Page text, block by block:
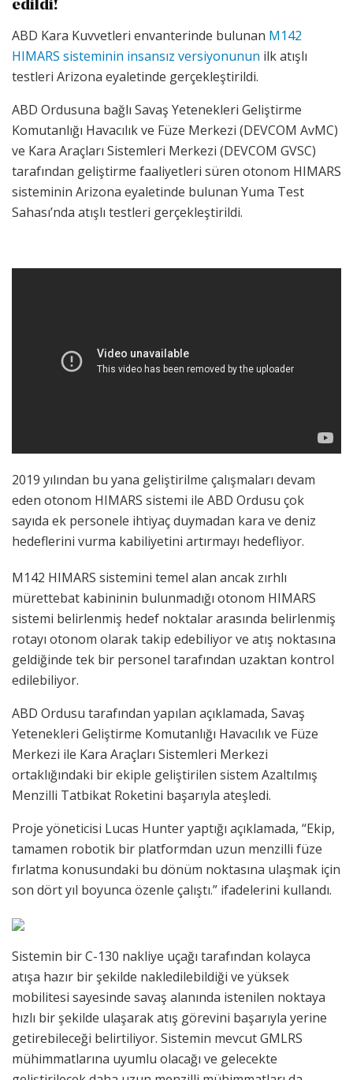
edildi!
ABD Kara Kuvvetleri envanterinde bulunan M142
HIMARS sisteminin insansız versiyonunun ilk atışlı
testleri Arizona eyaletinde gerçekleştirildi.
ABD Ordusuna bağlı Savaş Yetenekleri Geliştirme
Komutanlığı Havacılık ve Füze Merkezi (DEVCOM AvMC)
ve Kara Araçları Sistemleri Merkezi (DEVCOM GVSC)
tarafından geliştirme faaliyetleri süren otonom HIMARS
sisteminin Arizona eyaletinde bulunan Yuma Test
Sahası’nda atışlı testleri gerçekleştirildi.
2019 yılından bu yana geliştirilme çalışmaları devam
eden otonom HIMARS sistemi ile ABD Ordusu çok
sayıda ek personele ihtiyaç duymadan kara ve deniz
hedeflerini vurma kabiliyetini artırmayı hedefliyor.
M142 HIMARS sistemini temel alan ancak zırhlı
mürettebat kabininin bulunmadığı otonom HIMARS
sistemi belirlenmiş hedef noktalar arasında belirlenmiş
rotayı otonom olarak takip edebiliyor ve atış noktasına
geldiğinde tek bir personel tarafından uzaktan kontrol
edilebiliyor.
ABD Ordusu tarafından yapılan açıklamada, Savaş
Yetenekleri Geliştirme Komutanlığı Havacılık ve Füze
Merkezi ile Kara Araçları Sistemleri Merkezi
ortaklığındaki bir ekiple geliştirilen sistem Azaltılmış
Menzilli Tatbikat Roketini başarıyla ateşledi.
Proje yöneticisi Lucas Hunter yaptığı açıklamada, “Ekip,
tamamen robotik bir platformdan uzun menzilli füze
fırlatma konusundaki bu dönüm noktasına ulaşmak için
son dört yıl boyunca özenle çalıştı.” ifadelerini kullandı.
Sistemin bir C-130 nakliye uçağı tarafından kolayca
atışa hazır bir şekilde nakledilebildiği ve yüksek
mobilitesi sayesinde savaş alanında istenilen noktaya
hızlı bir şekilde ulaşarak atış görevini başarıyla yerine
getirebileceği belirtiliyor. Sistemin mevcut GMLRS
mühimmatlarına uyumlu olacağı ve gelecekte